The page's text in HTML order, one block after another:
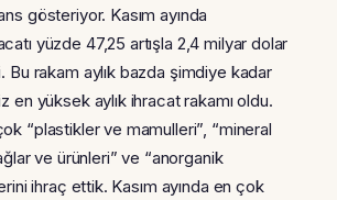
gösteriyor. Kasım ayında
yüzde 47,25 artışla 2,4 milyar dolar
rakam aylık bazda şimdiye kadar
en yüksek aylık ihracat rakamı oldu.
“plastikler ve mamulleri”, “mineral
ve ürünleri” ve “anorganik
ihraç ettik. Kasım ayında en çok